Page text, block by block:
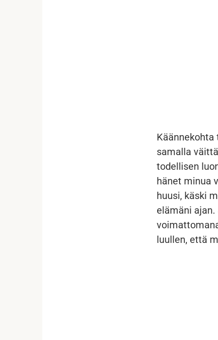
samalla
todellisen
hänet minua
huusi, käski
elämäni
luullen, että